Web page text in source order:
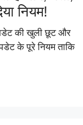
नियम!
की खुली छूट और
के पूरे नियम ताकि